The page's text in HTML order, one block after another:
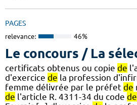
PAGES
relevance: 46%
Le concours / La
certificats obtenus ou copie de
d'exercice de la profession
femme délivrée par le préfet de
de l'article R. 4311-34 du code de